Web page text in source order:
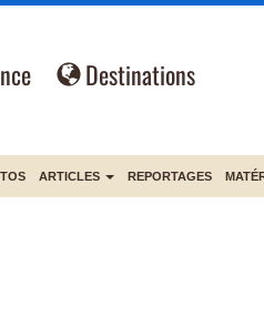
Destinations
ARTICLES REPORTAGES